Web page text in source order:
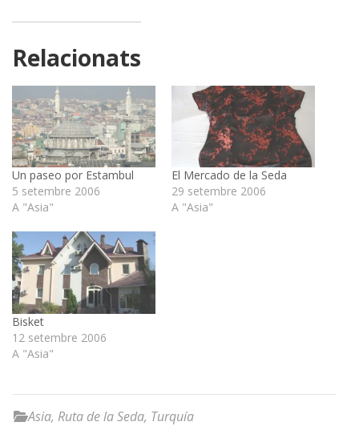
Relacionats
Un paseo por Estambul
5 setembre 2006
A "Asia"
El Mercado de la Seda
29 setembre 2006
A "Asia"
Bisket
12 setembre 2006
A "Asia"
Asia, Ruta de la Seda, Turquía